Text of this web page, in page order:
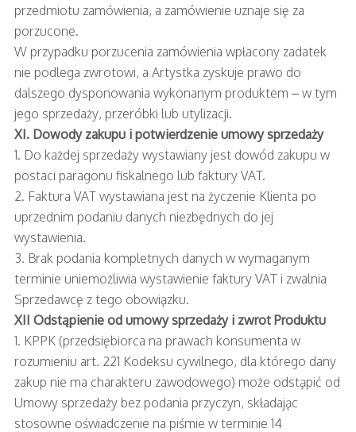
przedmiotu zamówienia, a zamówienie uznaje się za
porzucone.
W przypadku porzucenia zamówienia wpłacony zadatek
nie podlega zwrotowi, a Artystka zyskuje prawo do
dalszego dysponowania wykonanym produktem – w tym
jego sprzedaży, przeróbki lub utylizacji.
XI. Dowody zakupu i potwierdzenie umowy sprzedaży
1. Do każdej sprzedaży wystawiany jest dowód zakupu w
postaci paragonu fiskalnego lub faktury VAT.
2. Faktura VAT wystawiana jest na życzenie Klienta po
uprzednim podaniu danych niezbędnych do jej
wystawienia.
3. Brak podania kompletnych danych w wymaganym
terminie uniemożliwia wystawienie faktury VAT i zwalnia
Sprzedawcę z tego obowiązku.
XII Odstąpienie od umowy sprzedaży i zwrot Produktu
1. KPPK (przedsiębiorca na prawach konsumenta w
rozumieniu art. 221 Kodeksu cywilnego, dla którego dany
zakup nie ma charakteru zawodowego) może odstąpić od
Umowy sprzedaży bez podania przyczyn, składając
stosowne oświadczenie na piśmie w terminie 14